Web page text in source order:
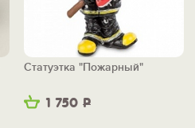
1 750 Р
Статуэтка "Пожарный"